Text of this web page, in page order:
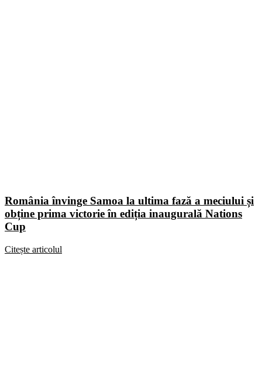
România învinge Samoa la ultima fază a meciului și
obține prima victorie în ediția inaugurală Nations
Cup
Citește articolul